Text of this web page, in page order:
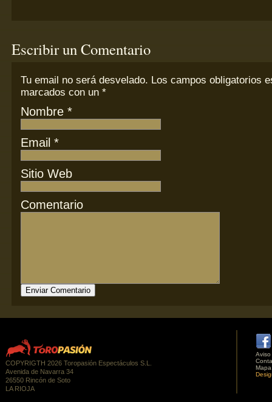
Escribir un Comentario
Tu email noserá desvelado. Los campos obligatorios
marcados con un *
Nombre *
Email *
Sitio Web
Comentario
COPYRIGTH 2026 Toropasión Espectáculos S.L.
Avenida de Navarra 34
26550 Rincón de Soto
LA RIOJA